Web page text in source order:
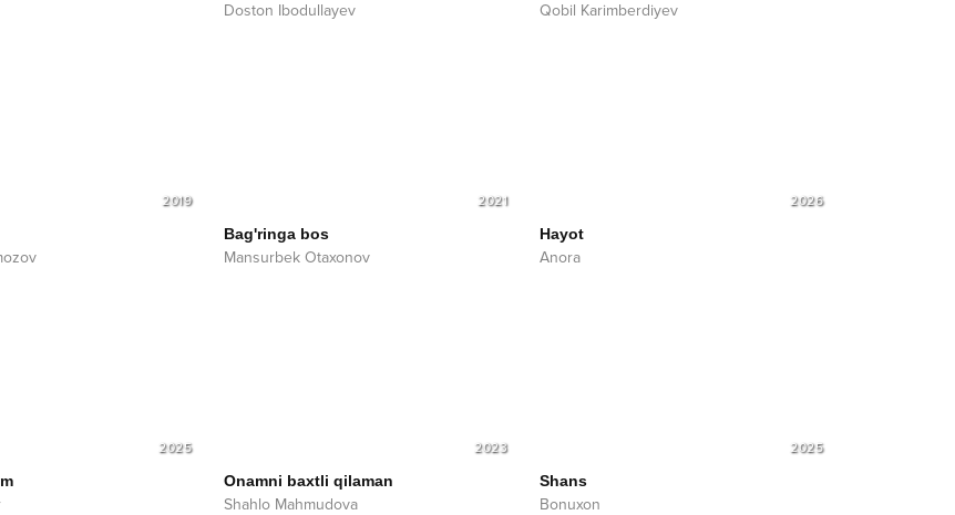
Doston Ibodullayev
Qobil Karimberdiyev
2019 2021
Bag'ringa bos
Mansurbek Otaxonov
2026
Hayot
Anora
2025 2023
Onamni baxtli qilaman
Shahlo Mahmudova
2025
Shans
Bonuxon